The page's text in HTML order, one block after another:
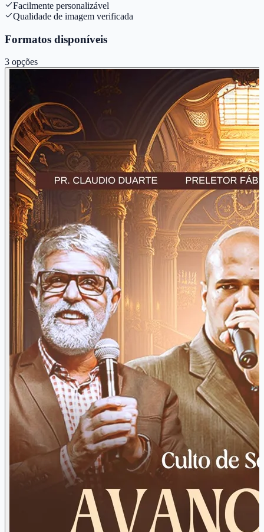
Facilmente personalizável
Qualidade de imagem verificada
Formatos disponíveis
3 opções